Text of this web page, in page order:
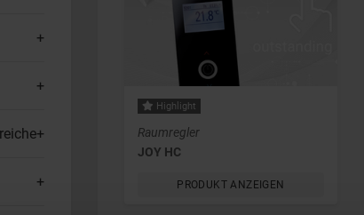
Highlight
Raumregler
JOY HC
PRODUKT ANZEIGEN